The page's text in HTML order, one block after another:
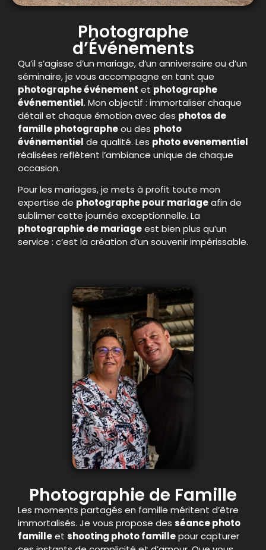
Photographe
d’Événements
Qu’il s’agisse d’un mariage, d’un anniversaire ou d’un
séminaire, je vous accompagne en tant que
photographe événement et photographe
événementiel. Mon objectif : immortaliser chaque
détail et chaque émotion avec des photos de
famille photographeou des photo
événementiel de qualité. Les photo evenementiel
réalisées reflètent l’ambiance unique de chaque
occasion.
Pour les mariages, je mets à profit toute mon
expertise de photographe pour mariageafin de
sublimer cette journée exceptionnelle. La
photographie de mariageest bien plus qu’un
service : c’est la création d’un souvenir impérissable.
Photographie de Famille
Les moments partagés en famille méritent d’être
immortalisés. Je vous propose des séance photo
familleet shooting photo famillepour capturer